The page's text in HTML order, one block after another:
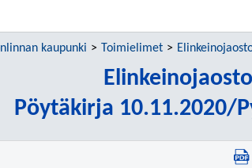
kaupunki Toimielimet
Elinkeinojaosto
Pöytäkirja 10.11.2020/